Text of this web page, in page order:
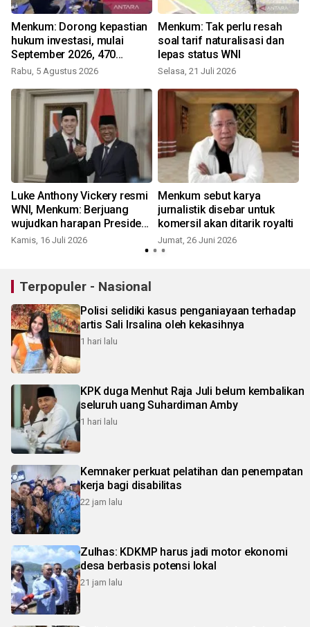
Menkum: Dorong kepastian
hukum investasi, mulai
September 2026, 470
layanan Kementerian Hukum
Rabu, 5 Agustus 2026
Menkum: Tak perlu resah
soal tarif naturalisasi dan
lepas status WNI
Selasa, 21 Juli 2026
Luke Anthony Vickery resmi
WNI, Menkum: Berjuang
wujudkan harapan Presiden
untuk Piala Dunia 2030
Kamis, 16 Juli 2026
Menkum sebut karya
jurnalistik disebar untuk
komersil akan ditarik royalti
Jumat, 26 Juni 2026
Terpopuler - Nasional
Polisi selidiki kasus penganiayaan terhadap
artis Sali Irsalina oleh kekasihnya
1 hari lalu
KPK duga Menhut Raja Juli belum kembalikan
seluruh uang Suhardiman Amby
1 hari lalu
Kemnaker perkuat pelatihan dan penempatan
kerja bagi disabilitas
22 jam lalu
Zulhas: KDKMP harus jadi motor ekonomi
desa berbasis potensi lokal
21 jam lalu